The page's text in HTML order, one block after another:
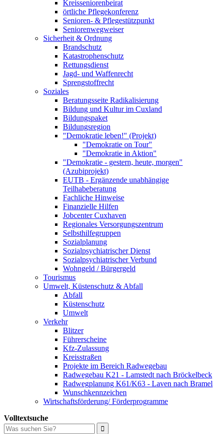
Kreisseniorenbeirat
örtliche Pflegekonferenz
Senioren- & Pflegestützpunkt
Seniorenwegweiser
Sicherheit & Ordnung
Brandschutz
Katastrophenschutz
Rettungsdienst
Jagd- und Waffenrecht
Sprengstoffrecht
Soziales
Beratungsseite Radikalisierung
Bildung und Kultur im Cuxland
Bildungspaket
Bildungsregion
"Demokratie leben!" (Projekt)
"Demokratie on Tour"
"Demokratie in Aktion"
"Demokratie - gestern, heute, morgen"
(Azubiprojekt)
EUTB - Ergänzende unabhängige
Teilhabeberatung
Fachliche Hinweise
Finanzielle Hilfen
Jobcenter Cuxhaven
Regionales Versorgungszentrum
Selbsthilfegruppen
Sozialplanung
Sozialpsychiatrischer Dienst
Sozialpsychiatrischer Verbund
Wohngeld / Bürgergeld
Tourismus
Umwelt, Küstenschutz & Abfall
Abfall
Küstenschutz
Umwelt
Verkehr
Blitzer
Führerscheine
Kfz-Zulassung
Kreisstraßen
Projekte im Bereich Radwegebau
Radwegebau K21 - Lamstedt nach Bröckelbeck
Radwegplanung K61/K63 - Laven nach Bramel
Wunschkennzeichen
Wirtschaftsförderung/ Förderprogramme
Volltextsuche